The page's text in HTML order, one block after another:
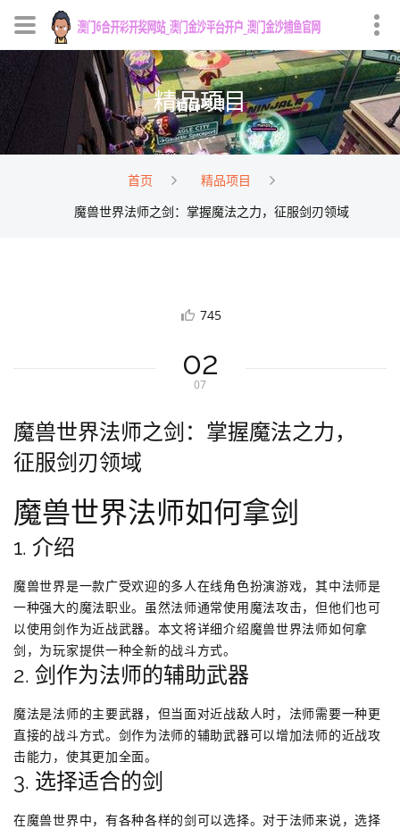
精品项目
首页
精品项目
魔兽世界法师之剑：掌握魔法之力，征服剑刃领域
745
02
07
魔兽世界法师之剑：掌握魔法之力，
征服剑刃领域
魔兽世界法师如何拿剑
1. 介绍
魔兽世界是一款广受欢迎的多人在线角色扮演游戏，其中法师是
一种强大的魔法职业。虽然法师通常使用魔法攻击，但他们也可
以使用剑作为近战武器。本文将详细介绍魔兽世界法师如何拿
剑，为玩家提供一种全新的战斗方式。
2. 剑作为法师的辅助武器
魔法是法师的主要武器，但当面对近战敌人时，法师需要一种更
直接的战斗方式。剑作为法师的辅助武器可以增加法师的近战攻
击能力，使其更加全面。
3. 选择适合的剑
在魔兽世界中，有各种各样的剑可以选择。对于法师来说，选择